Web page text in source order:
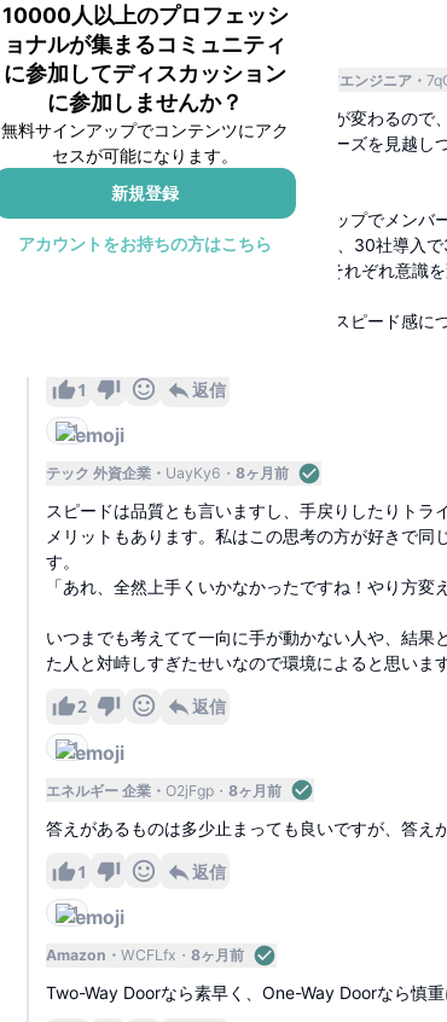
10000人以上のプロフェッシ
ョナルが集まるコミュニティ
に参加してディスカッション
に参加しませんか？
無料サインアップでコンテンツにアク
セスが可能になります。
新規登録
アカウントをお持ちの方はこちら
1
セキュリティ スタートアップ ソフトウェアエンジニア
フェーズごとに求められるものや速度が変わるの
いるのかを明確にした上で、次のフェーズを見越
だと思います。
プロダクト開発でいうと、スタートアップでメンバ
の、3社導入で2週間で作り直せるもの、30社導入
社導入で6ヶ月スパンで考えるなど、それぞれ意識
このフェーズ感が各自でズレているとスピード感
1 返信
1
テック 外資企業 UayKy6 8ヶ月前
スピードは品質とも言いますし、手戻りしたりトラ
メリットもあります。私はこの思考の方が好きで
す。
「あれ、全然上手くいかなかったですね！やり方変
いつまでも考えてて一向に手が動かない人や、結果
た人と対峙しすぎたせいなので環境によると思います
2 返信
1
エネルギー 企業 O2jFgp 8ヶ月前
答えがあるものは多少止まっても良いですが、答え
1 返信
1
Amazon WCFLfx 8ヶ月前
Two-Way Doorなら素早く、One-Way Doorなら慎重